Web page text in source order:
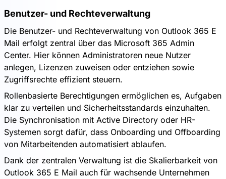
Benutzer- und Rechteverwaltung
Die Benutzer- und Rechteverwaltung von Outlook 365 E
Mail erfolgt zentral über das Microsoft 365 Admin
Center. Hier können Administratoren neue Nutzer
anlegen, Lizenzen zuweisen oder entziehen sowie
Zugriffsrechte effizient steuern.
Rollenbasierte Berechtigungen ermöglichen es, Aufgaben
klar zu verteilen und Sicherheitsstandards einzuhalten.
Die Synchronisation mit Active Directory oder HR-
Systemen sorgt dafür, dass Onboarding und Offboarding
von Mitarbeitenden automatisiert ablaufen.
Dank der zentralen Verwaltung ist die Skalierbarkeit von
Outlook 365 E Mail auch für wachsende Unternehmen